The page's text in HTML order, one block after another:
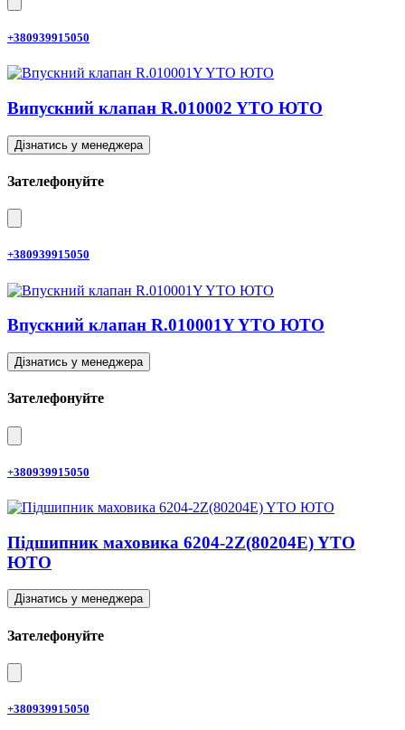
+380939915050
Випускний клапан R.010002 YTO ЮТО
Дізнатись у менеджера
Зателефонуйте
+380939915050
Впускний клапан R.010001Y YTO ЮТО
Дізнатись у менеджера
Зателефонуйте
+380939915050
Підшипник маховика 6204-2Z(80204E) YTO
ЮТО
Дізнатись у менеджера
Зателефонуйте
+380939915050